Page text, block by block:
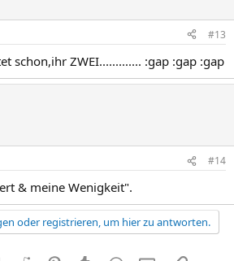
#13
schon,ihr ZWEI............. :gap :gap :gap
#14
& meine Wenigkeit".
oder registrieren, um hier zu antworten.